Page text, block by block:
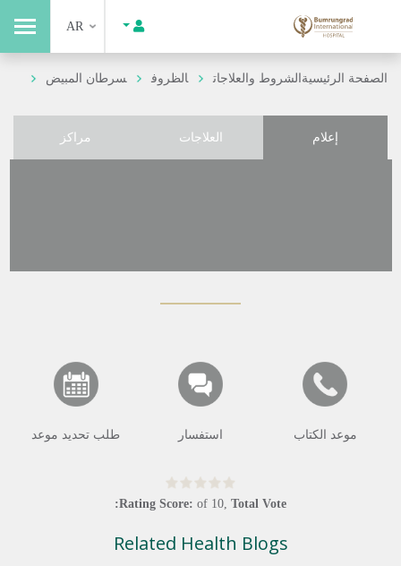
AR
الصفحة الرئيسيةالشروط والعلاجات الظروف سرطان المبيض
إعلام العلاجات مراكز
موعد الكتاب استفسار طلب تحديد موعد
Rating Score: of 10, Total Vote:
Related Health Blogs